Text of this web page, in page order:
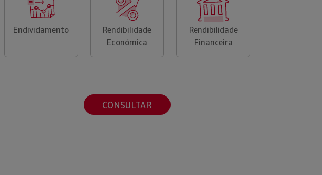
Endividamento
Rendibilidade
Económica
Rendibilidade
Financeira
CONSULTAR